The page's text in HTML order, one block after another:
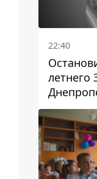
22:40
летнего
Евгения